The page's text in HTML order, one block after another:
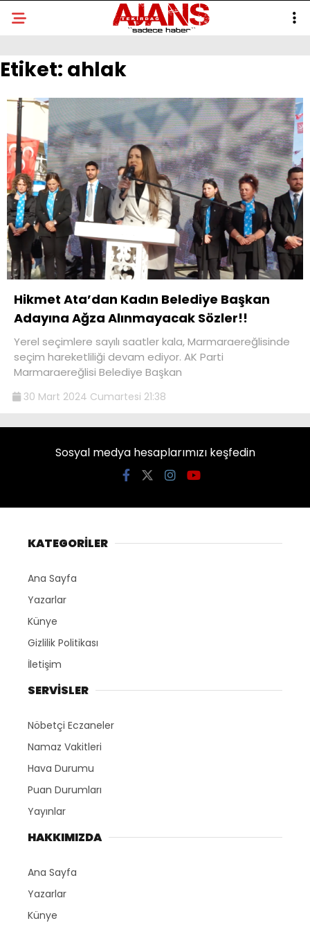
Etiket: ahlak
Hikmet Ata’dan Kadın Belediye Başkan
Adayına Ağza Alınmayacak Sözler!!
Yerel seçimlere sayılı saatler kala, Marmaraereğlisinde
seçim hareketliliği devam ediyor. AK Parti
Marmaraereğlisi Belediye Başkan
30 Mart 2024 Cumartesi 21:38
Sosyal medya hesaplarımızı keşfedin
KATEGORİLER
Ana Sayfa
Yazarlar
Künye
Gizlilik Politikası
İletişim
SERVİSLER
Nöbetçi Eczaneler
Namaz Vakitleri
Hava Durumu
Puan Durumları
Yayınlar
HAKKIMIZDA
Ana Sayfa
Yazarlar
Künye